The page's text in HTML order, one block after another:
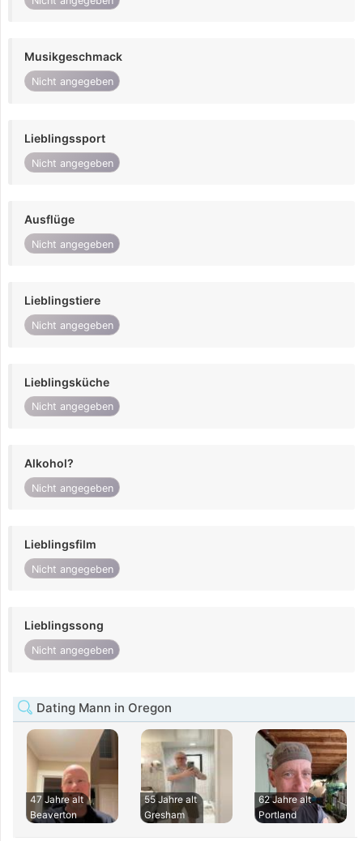
Musikgeschmack
Nicht angegeben
Lieblingssport
Nicht angegeben
Ausflüge
Nicht angegeben
Lieblingstiere
Nicht angegeben
Lieblingsküche
Nicht angegeben
Alkohol?
Nicht angegeben
Lieblingsfilm
Nicht angegeben
Lieblingssong
Nicht angegeben
Dating Mann in Oregon
47 Jahre alt
Beaverton
55 Jahre alt
Gresham
62 Jahre alt
Portland